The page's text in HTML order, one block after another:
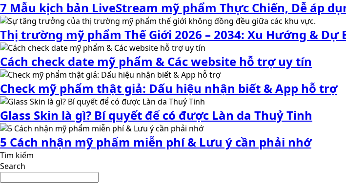
7 Mẫu kịch bản LiveStream mỹ phẩm Thực Chiến, Dễ áp
Thị trường mỹ phẩm Thế Giới 2026 – 2034: Xu Hướng & Dự
Cách check date mỹ phẩm & Các website hỗ trợ uy tín
Check mỹ phẩm thật giả: Dấu hiệu nhận biết & App hỗ trợ
Glass Skin là gì? Bí quyết để có được Làn da Thuỷ Tinh
5 Cách nhận mỹ phẩm miễn phí & Lưu ý cần phải nhớ
Tìm kiếm
Search